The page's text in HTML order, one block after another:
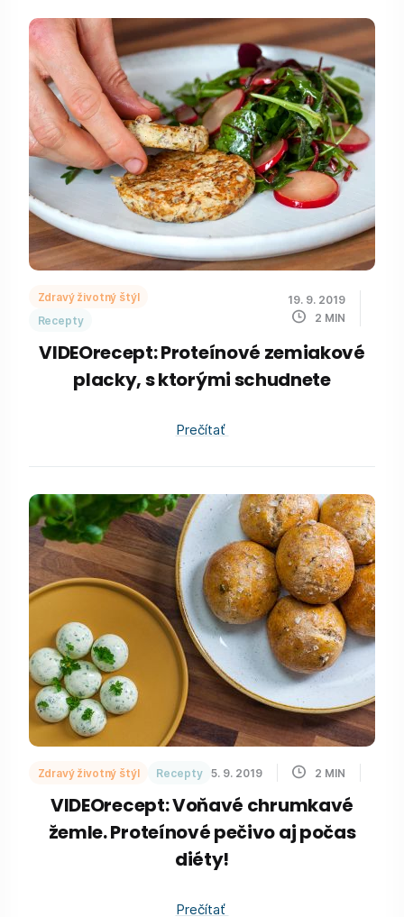
Zdravý životný štýl
Recepty
19. 9. 2019
2 MIN
VIDEOrecept: Proteínové zemiakové
placky, s ktorými schudnete
Prečítať
Zdravý životný štýl Recepty 5. 9. 2019 2 MIN
VIDEOrecept: Voňavé chrumkavé
žemle. Proteínové pečivo aj počas
diéty!
Prečítať